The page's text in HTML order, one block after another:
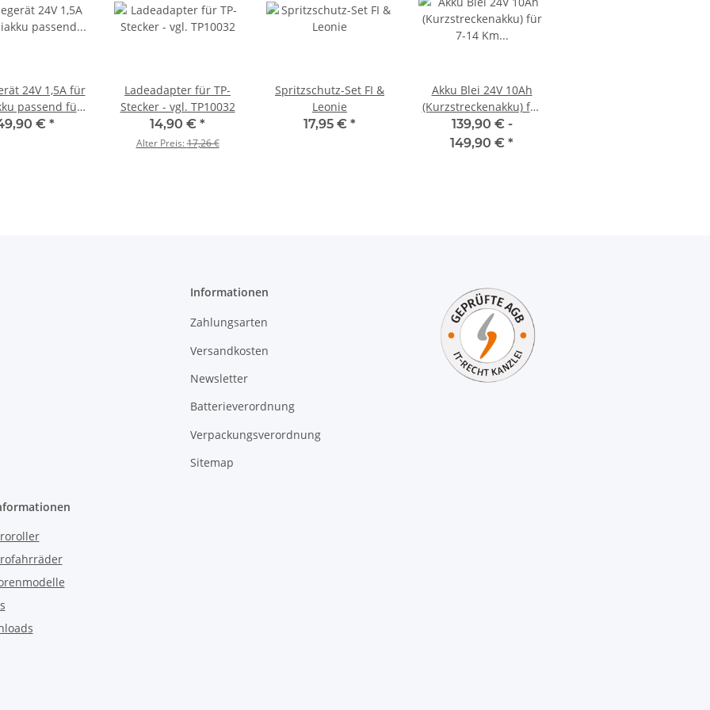
24V 1,5A für
passend für
Ferdinand I
€ *
Ladeadapter für TP-
Stecker - vgl. TP10032
14,90 € *
Alter Preis:17,26 €
Spritzschutz-Set FI &
Leonie
17,95 € *
Akku Blei 24V 10Ah
(Kurzstreckenakku) für
7-14 Km Ferdinand I &
Leonie
139,90 € -
149,90 € *
Informationen
Zahlungsarten
Versandkosten
Newsletter
Batterieverordnung
Verpackungsverordnung
Sitemap